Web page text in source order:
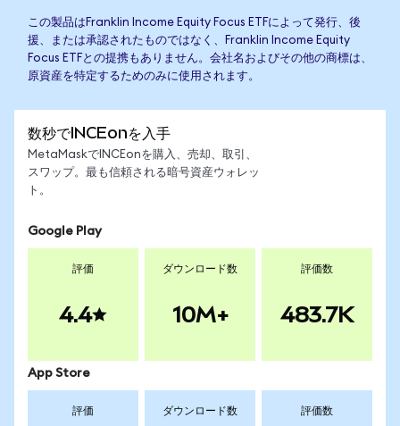
この製品はFranklin Income Equity Focus ETFによって発行、後
援、または承認されたものではなく、Franklin Income Equity
Focus ETFとの提携もありません。会社名およびその他の商標は、
原資産を特定するためのみに使用されます。
数秒でINCEonを入手
MetaMaskでINCEonを購入、売却、取引、
スワップ。最も信頼される暗号資産ウォレッ
ト。
Google Play
評価
4.4
ダウンロード数
10M+
評価数
483.7K
App Store
評価 ダウンロード数 評価数